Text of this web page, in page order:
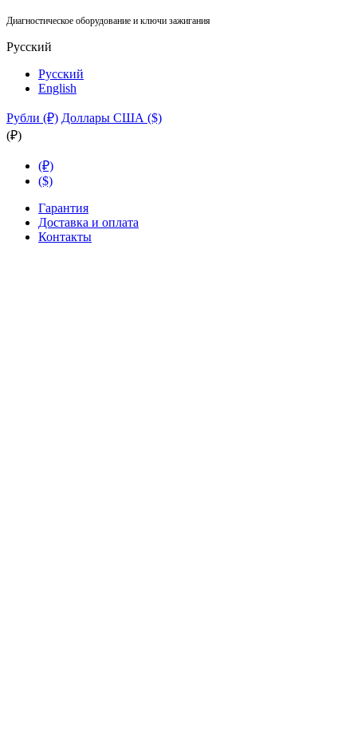
Диагностическое оборудование и ключи зажигания
Русский
Русский
English
Рубли (₽) Доллары США ($)
(₽)
(₽)
($)
Гарантия
Доставка и оплата
Контакты